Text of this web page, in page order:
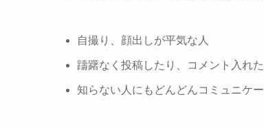
自撮り、顔出しが平気な人
躊躇なく投稿したり、コメント入れ
知らない人にもどんどんコミュニケ